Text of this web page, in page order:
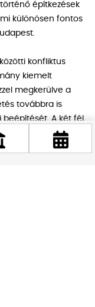
építkezések
különösen fontos
konfliktus
kiemelt
megkerülve a
továbbra is
beépítését. A két fél
akadályozza,
is szít.